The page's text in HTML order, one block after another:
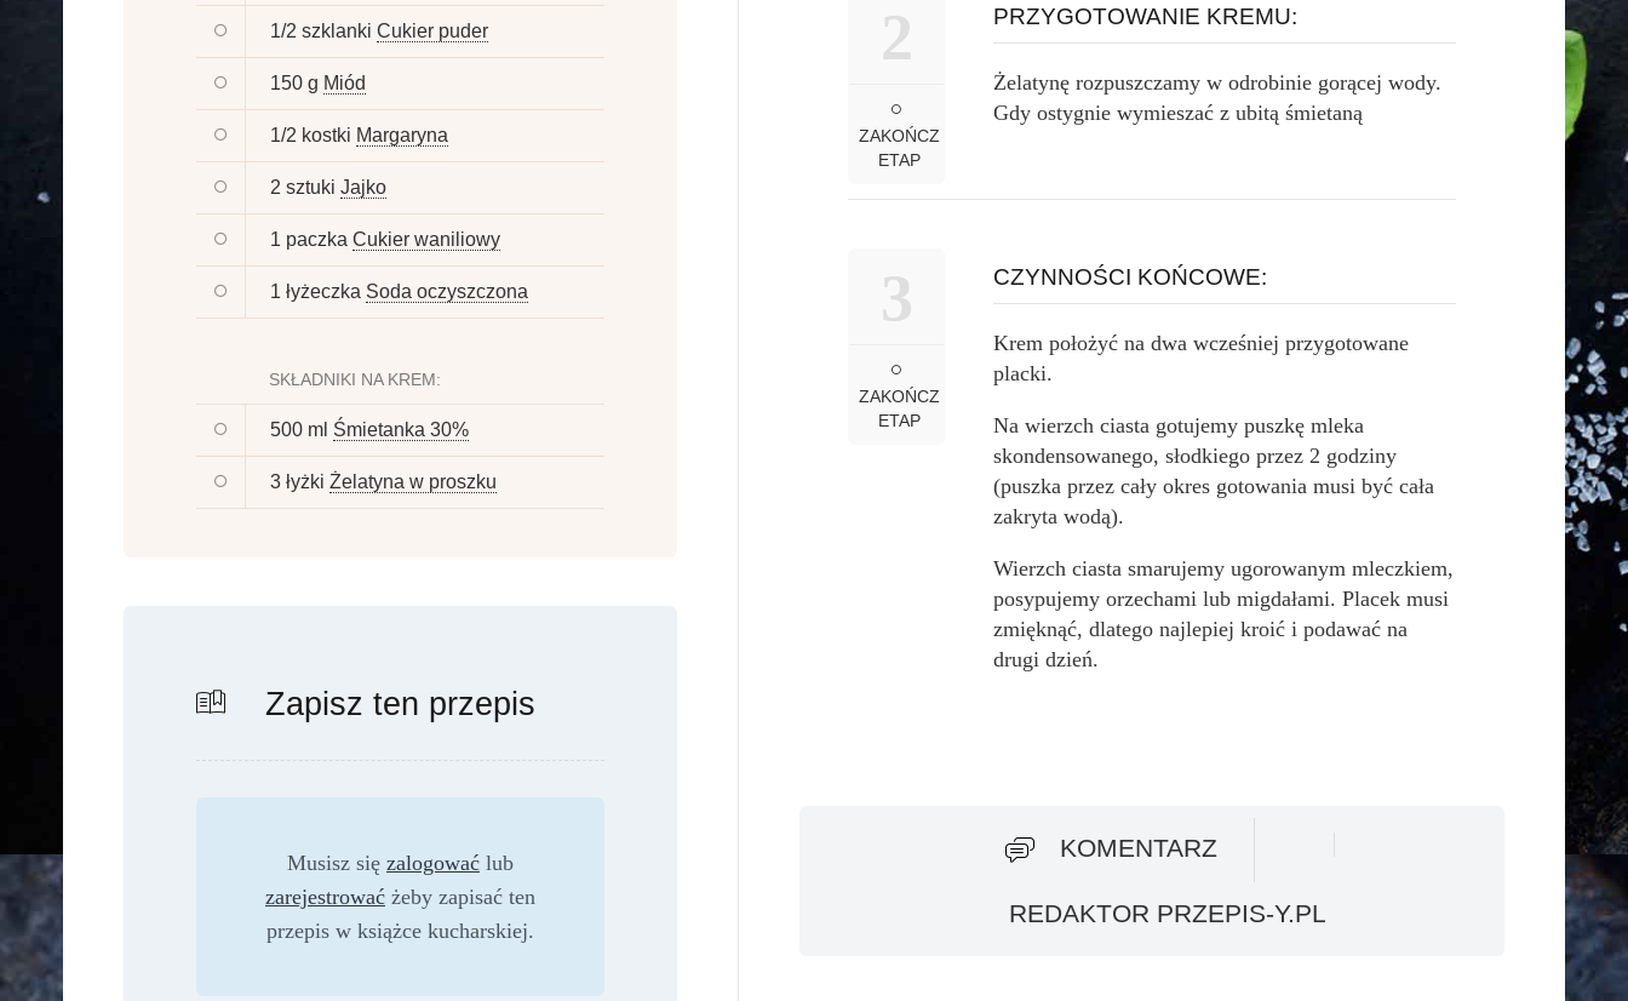
1/2 szklanki Cukier puder
150 g Miód
1/2 kostki Margaryna
2 sztuki Jajko
1 paczka Cukier waniliowy
1 łyżeczka Soda oczyszczona
SKŁADNIKI NA KREM:
500 ml Śmietanka 30%
3 łyżki Żelatyna w proszku
Zapisz ten przepis
Musisz się zalogować lub
zarejestrować żeby zapisać ten
przepis w książce kucharskiej.
2
ZAKOŃCZ
ETAP
PRZYGOTOWANIE KREMU:
Żelatynę rozpuszczamy w odrobinie gorącej wody.
Gdy ostygnie wymieszać z ubitą śmietaną
3
ZAKOŃCZ
ETAP
CZYNNOŚCI KOŃCOWE:
Krem położyć na dwa wcześniej przygotowane
placki.
Na wierzch ciasta gotujemy puszkę mleka
skondensowanego, słodkiego przez 2 godziny
(puszka przez cały okres gotowania musi być cała
zakryta wodą).
Wierzch ciasta smarujemy ugorowanym mleczkiem,
posypujemy orzechami lub migdałami. Placek musi
zmięknąć, dlatego najlepiej kroić i podawać na
drugi dzień.
KOMENTARZ
REDAKTOR PRZEPIS-Y.PL